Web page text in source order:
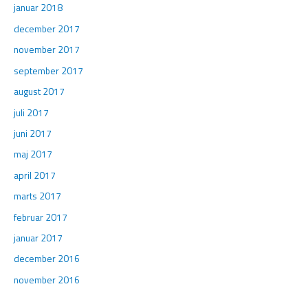
januar 2018
december 2017
november 2017
september 2017
august 2017
juli 2017
juni 2017
maj 2017
april 2017
marts 2017
februar 2017
januar 2017
december 2016
november 2016